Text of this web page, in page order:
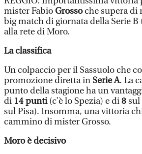
mister FabioGrossoche supera di
big match di giornata della Serie
alla rete di Moro.
La classifica
Un colpaccio per il Sassuolo che
promozione diretta in Serie A. La
punto della stagione ha un
di 14 punti(c’è lo Spezia) e di8sul
sul Pisa). Insomma, una vittoria
cammino di mister Grosso.
Moro è decisivo